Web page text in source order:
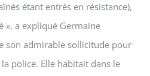
étant entrés en résistance),
», a expliqué Germaine
son admirable sollicitude pour
police. Elle habitait dans le